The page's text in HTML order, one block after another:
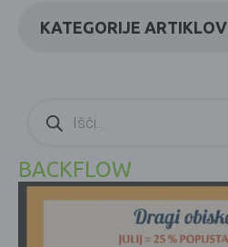
KATEGORIJE ARTIKLOV
search
BACKFLOW